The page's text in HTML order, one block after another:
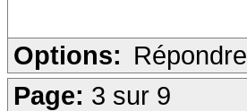
Options: Répondre
Page: 3 sur 9